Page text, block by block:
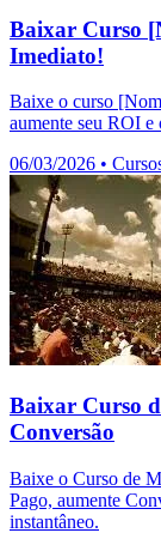
Baixar Curso
Imediato!
Baixe o curso
aumente seu ROI
06/03/2026 •
Baixar Curso
Conversão
Baixe o Curso de
Pago, aumente
instantâneo.